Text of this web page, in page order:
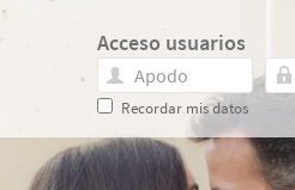
Acceso usuarios
Recordar mis datos